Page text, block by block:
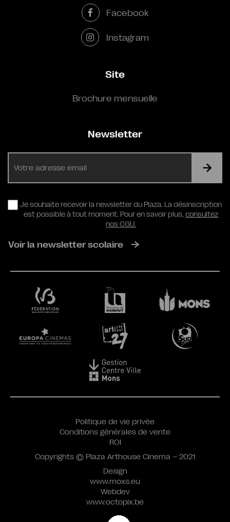
Facebook
Instagram
Site
Brochure mensuelle
Newsletter
RGPD
Je souhaite recevoir la newsletter du Plaza. La désinscription
est possible à tout moment. Pour en savoir plus,consultez
nos CGU.
Voir la newsletter scolaire
Design
www.moxs.eu
Webdev
www.octopix.be
Politique de vie privée
Conditions générales de vente
ROI
Copyrights © Plaza Arthouse Cinema – 2021